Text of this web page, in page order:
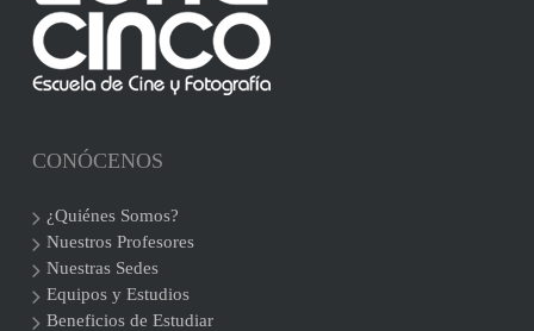
CONÓCENOS
¿Quiénes Somos?
Nuestros Profesores
Nuestras Sedes
Equipos y Estudios
Beneficios de Estudiar